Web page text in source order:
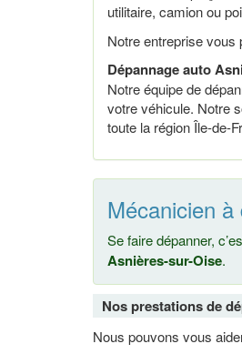
utilitaire, camion ou
Notre entreprise vous
Dépannage auto
Notre équipe de
votre véhicule. Notre
toute la région Île-de-
Mécanicien
Se faire dépanner,
Asnières-sur-Oise.
Nos prestations de
Nous pouvons vous